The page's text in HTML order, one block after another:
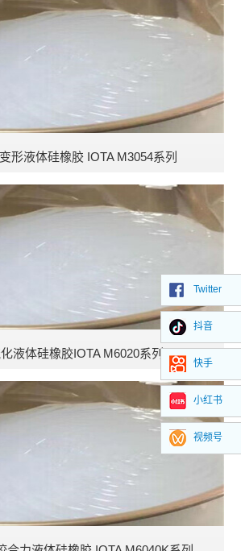
形液体硅橡胶 IOTA M3054系列
液体硅橡胶IOTA M6020系列
Twitter
抖音
快手
小红书
视频号